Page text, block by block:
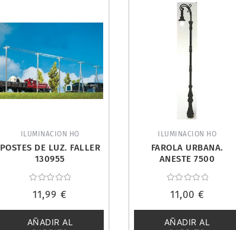
ILUMINACION HO
POSTES DE LUZ. FALLER
130955
de
5
11,99€
AÑADIR AL
ILUMINACION HO
FAROLA URBANA.
ANESTE 7500
de
5
11,00 €
AÑADIR AL